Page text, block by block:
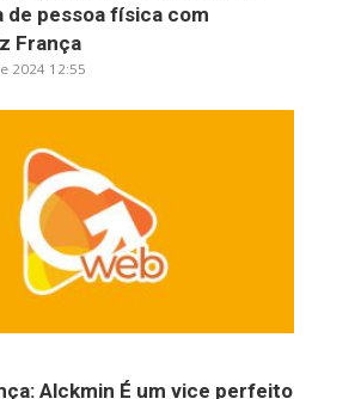
de pessoa física com
França
2024 12:55
Alckmin É um vice perfeito